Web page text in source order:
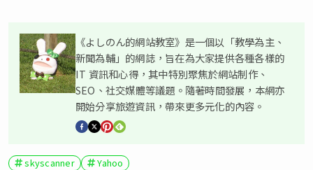
《よしのん的網站教室》是一個以「教學為主、
新聞為輔」的網誌，旨在為大家提供各種各樣的
IT 資訊和心得，其中特別聚焦於網站制作、
SEO、社交媒體等議題。隨著時間發展，本網亦
開始分享旅遊資訊，帶來更多元化的內容。
skyscanner Yahoo